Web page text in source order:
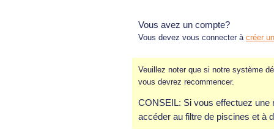
Vous avez un compte?
Vous devez vous connecter à créer
Veuillez noter que si notre système
vous devrez recommencer.
CONSEIL: Si vous effectuez une
accéder au filtre de piscines et à